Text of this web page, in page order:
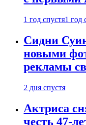
1 год спустя1 год
Сидни
новыми
рекламы
2 дня спустя
Актриса
честь 47-